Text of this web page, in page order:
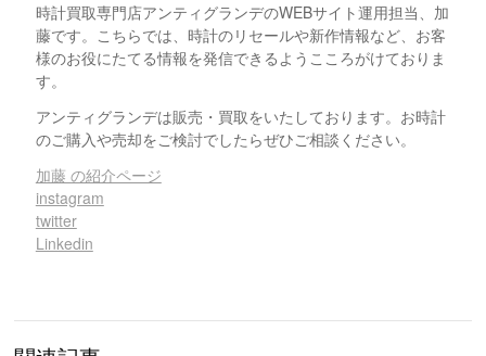
時計買取専門店アンティグランデのWEBサイト運用担当、加
藤です。こちらでは、時計のリセールや新作情報など、お客
様のお役にたてる情報を発信できるようこころがけておりま
す。
アンティグランデは販売・買取をいたしております。お時計
のご購入や売却をご検討でしたらぜひご相談ください。
加藤 の紹介ページ
instagram
twitter
Linkedin